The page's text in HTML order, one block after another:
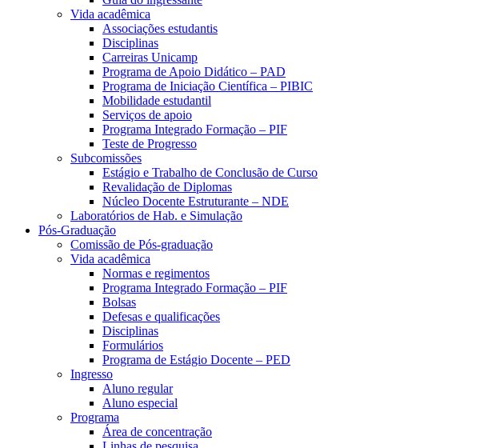
Vida acadêmica
Associações estudantis
Disciplinas
Carreiras Unicamp
Programa de Apoio Didático – PAD
Programa de Iniciação Científica – PIBIC
Mobilidade estudantil
Serviços de apoio
Programa Integrado Formação – PIF
Teste de Progresso
Subcomissões
Estágio e Trabalho de Conclusão de Curso
Revalidação de Diplomas
Núcleo Docente Estruturante – NDE
Laboratórios de Hab. e Simulação
Pós-Graduação
Comissão de Pós-graduação
Vida acadêmica
Normas e regimentos
Programa Integrado Formação – PIF
Bolsas
Defesas e qualificações
Disciplinas
Formulários
Programa de Estágio Docente – PED
Ingresso
Aluno regular
Aluno especial
Programa
Área de concentração